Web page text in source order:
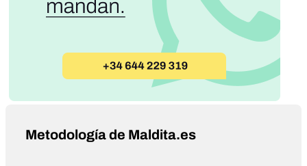
Metodología de Maldita.es